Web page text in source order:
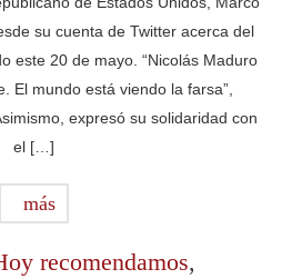
su cuenta de Twitter acerca del
este 20 de mayo. “Nicolás Maduro
El mundo está viendo la farsa”,
expresó su solidaridad con
el […]
más
recomendamos,